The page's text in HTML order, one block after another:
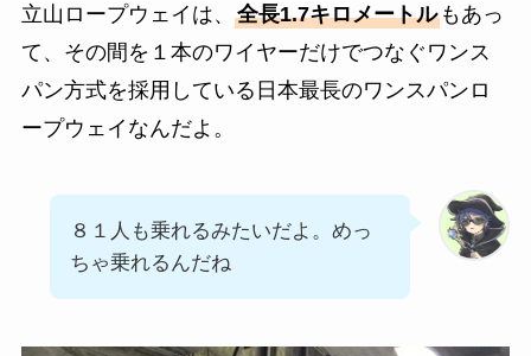
立山ロープウェイは、 全長1.7キロメートルもあっ
て、その間を１本のワイヤーだけでつなぐワンス
パン方式を採用している日本最長のワンスパンロ
ープウェイなんだよ。
８１人も乗れるみたいだよ。めっ
ちゃ乗れるんだね